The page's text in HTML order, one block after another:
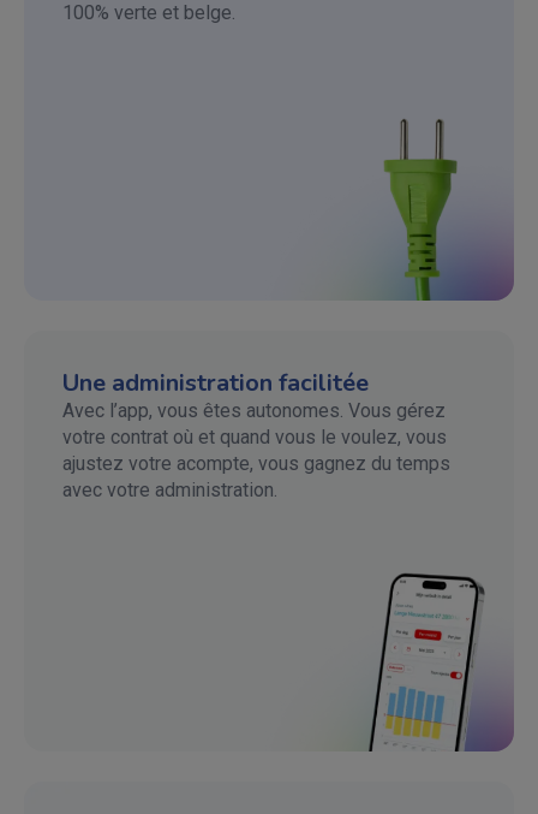
100% verte et belge.
Une administration facilitée
Avec l’app, vous êtes autonomes. Vous gérez
votre contrat où et quand vous le voulez, vous
ajustez votre acompte, vous gagnez du temps
avec votre administration.